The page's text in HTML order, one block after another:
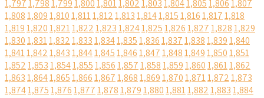
1,7971,7981,7991,8001,8011,8021,8031,8041,8051,8061,807
1,8081,8091,8101,8111,8121,8131,8141,8151,8161,8171,818
1,8191,8201,8211,8221,8231,8241,8251,8261,8271,8281,829
1,8301,8311,8321,8331,8341,8351,8361,8371,8381,8391,840
1,8411,8421,8431,8441,8451,8461,8471,8481,8491,8501,851
1,8521,8531,8541,8551,8561,8571,8581,8591,8601,8611,862
1,8631,8641,8651,8661,8671,8681,8691,8701,8711,8721,873
1,8741,8751,8761,8771,8781,8791,8801,8811,8821,8831,884